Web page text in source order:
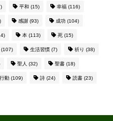
平和 (15) 幸福 (116)
感謝 (93) 成功 (104)
本 (113) 死 (15)
(107) 生活習慣 (7) 祈り (38)
聖人 (32) 聖書 (18)
行動 (109) 詩 (24) 読書 (23)